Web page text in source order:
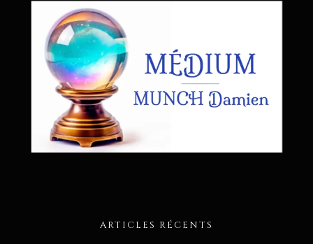
ARTICLES RÉCENTS